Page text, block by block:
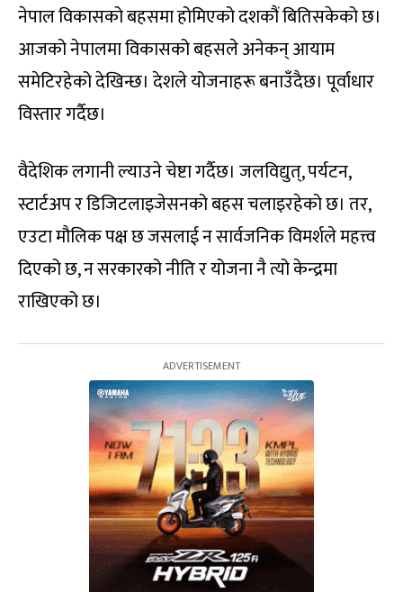
नेपाल विकासको बहसमा होमिएको दशकौं बितिसकेको छ।
आजको नेपालमा विकासको बहसले अनेकन् आयाम
समेटिरहेको देखिन्छ। देशले योजनाहरू बनाउँदैछ। पूर्वाधार
विस्तार गर्दैछ।
वैदेशिक लगानी ल्याउने चेष्टा गर्दैछ। जलविद्युत्, पर्यटन,
स्टार्टअप र डिजिटलाइजेसनको बहस चलाइरहेको छ। तर,
एउटा मौलिक पक्ष छ जसलाई न सार्वजनिक विमर्शले महत्त्व
दिएको छ, न सरकारको नीति र योजना नै त्यो केन्द्रमा
राखिएको छ।